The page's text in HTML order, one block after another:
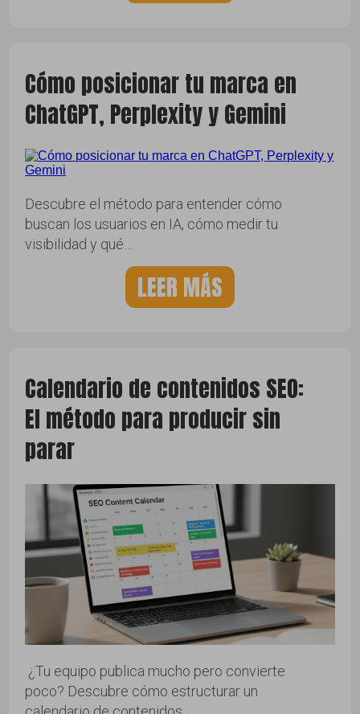
Cómo posicionar tu marca en
ChatGPT, Perplexity y Gemini
Descubre el método para entender cómo
buscan los usuarios en IA, cómo medir tu
visibilidad y qué…
LEER MÁS
Calendario de contenidos SEO:
El método para producir sin
parar
¿Tu equipo publica mucho pero convierte
poco? Descubre cómo estructurar un